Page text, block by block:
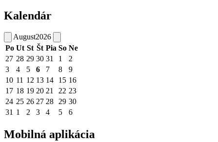
Kalendár
August2026
Po Ut St Št Pia So Ne
27 28 29 30 31 1
2
3
4 5 6 7 8
9
10 11 12 13 14 15 16
17 18 19 20 21 22 23
24 25 26 27 28 29 30
31 1 2 3 4 5 6
Mobilná aplikácia